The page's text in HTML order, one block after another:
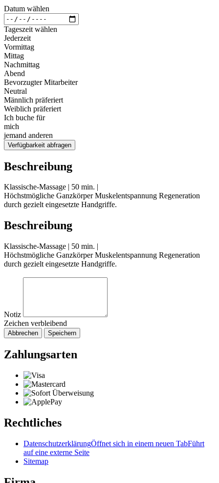
Datum wählen
Tageszeit wählen
Jederzeit
Vormittag
Mittag
Nachmittag
Abend
Bevorzugter Mitarbeiter
Neutral
Männlich präferiert
Weiblich präferiert
Ich buche für
mich
jemand anderen
Verfügbarkeit abfragen
Beschreibung
Klassische-Massage | 50 min. |
Höchstmögliche Ganzkörper Muskelentspannung Regeneration
durch gezielt eingesetzte Handgriffe.
Beschreibung
Klassische-Massage | 50 min. |
Höchstmögliche Ganzkörper Muskelentspannung Regeneration
durch gezielt eingesetzte Handgriffe.
Notiz
Zeichen verbleibend
Abbrechen Speichern
Zahlungsarten
Rechtliches
DatenschutzerklärungÖffnet sich in einem neuen TabFührt
auf eine externe Seite
Sitemap